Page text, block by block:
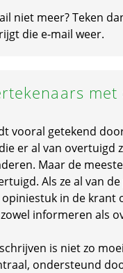
niet meer? Teken
die e-mail weer.
met
vooral getekend
er al van overtuigd
Maar de
Als ze al van
in de krant
informeren als
is niet zo
ondersteund